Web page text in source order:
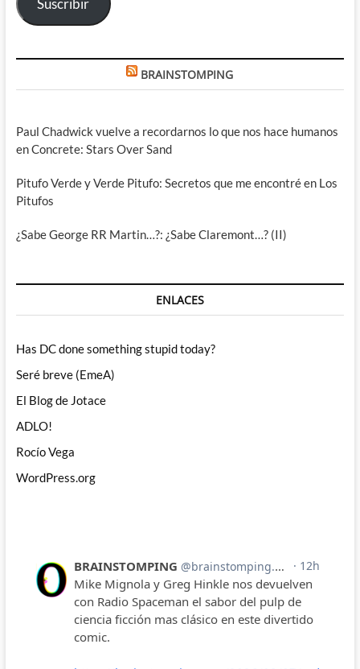
Suscribir
BRAINSTOMPING
Paul Chadwick vuelve a recordarnos lo que nos hace humanos
en Concrete: Stars Over Sand
Pitufo Verde y Verde Pitufo: Secretos que me encontré en Los
Pitufos
¿Sabe George RR Martin…?: ¿Sabe Claremont…? (II)
ENLACES
Has DC done something stupid today?
Seré breve (EmeA)
El Blog de Jotace
ADLO!
Rocío Vega
WordPress.org